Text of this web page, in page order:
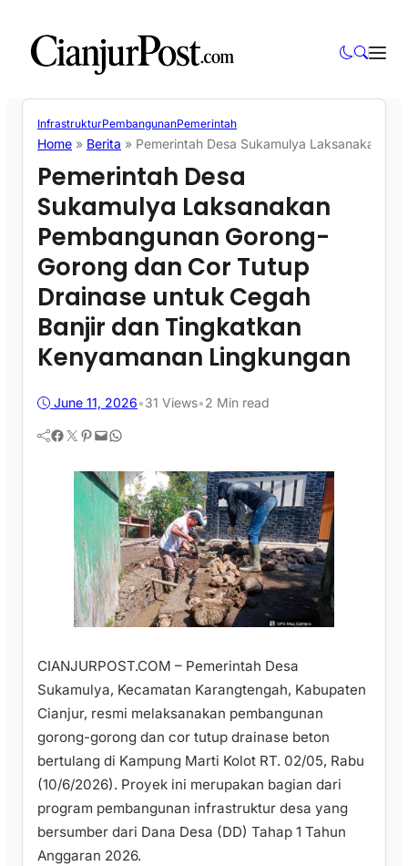
InfrastrukturPembangunanPemerintah
Home » Berita » Pemerintah Desa Sukamulya Laksanakan
Pemerintah Desa
Sukamulya Laksanakan
Pembangunan Gorong-
Gorong dan Cor Tutup
Drainase untuk Cegah
Banjir dan Tingkatkan
Kenyamanan Lingkungan
June 11, 2026•31 Views•2 Min read
Facebook Twitter Pinterest Mail WhatsApp
CIANJURPOST.COM – Pemerintah Desa
Sukamulya, Kecamatan Karangtengah, Kabupaten
Cianjur, resmi melaksanakan pembangunan
gorong-gorong dan cor tutup drainase beton
bertulang di Kampung Marti Kolot RT. 02/05, Rabu
(10/6/2026). Proyek ini merupakan bagian dari
program pembangunan infrastruktur desa yang
bersumber dari Dana Desa (DD) Tahap 1 Tahun
Anggaran 2026.